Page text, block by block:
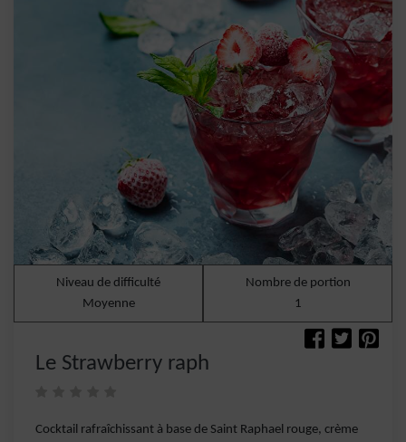
Niveau de difficulté
Moyenne
Nombre de portion
1
Le Strawberry raph
Cocktail rafraîchissant à base de Saint Raphael rouge, crème